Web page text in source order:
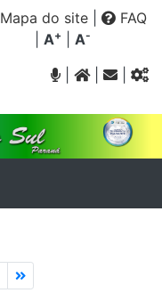
Mapa do site
FAQ
A+ A-
|